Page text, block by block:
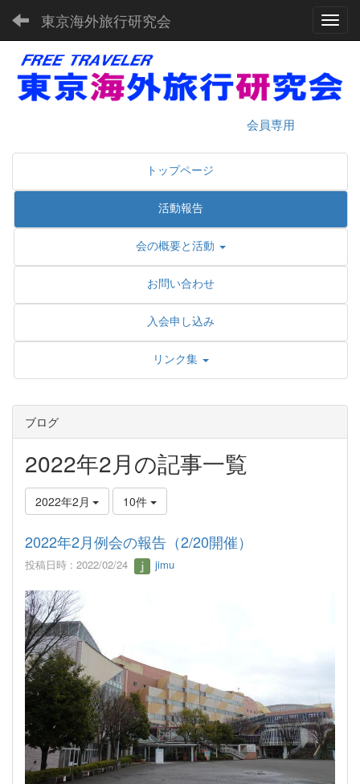
東京海外旅行研究会
会員専用
トップページ
活動報告
会の概要と活動
お問い合わせ
入会申し込み
リンク集
ブログ
2022年2月の記事一覧
2022年2月 10件
2022年2月例会の報告（2/20開催）
投稿日時 : 2022/02/24 jimu